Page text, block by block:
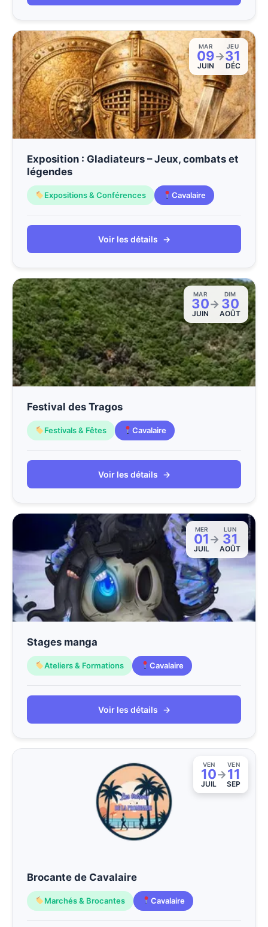
MAR
09
JUIN
→
JEU
31
DÉC
Exposition : Gladiateurs – Jeux, combats et
légendes
Expositions & Conférences Cavalaire
Voir les détails →
MAR
30
JUIN
→
DIM
30
AOÛT
Festival des Tragos
Festivals & Fêtes Cavalaire
Voir les détails →
MER
01
JUIL
→
LUN
31
AOÛT
Stages manga
Ateliers & Formations Cavalaire
Voir les détails →
VEN
10
JUIL
→
VEN
11
SEP
Brocante de Cavalaire
Marchés & Brocantes Cavalaire